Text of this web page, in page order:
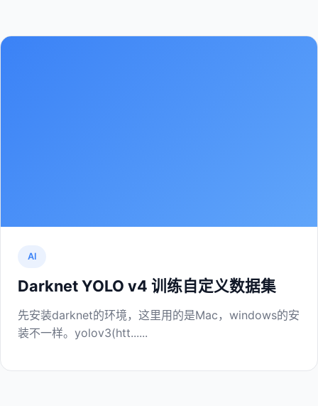
AI
Darknet YOLO v4 训练自定义数据集
先安装darknet的环境，这里用的是Mac，windows的安
装不一样。yolov3(htt......